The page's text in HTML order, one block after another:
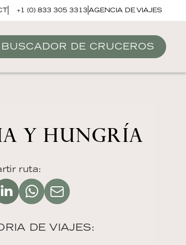
+1 (0) 833 305 3313 AGENCIA DE VIAJES
BUSCADOR DE CRUCEROS
Y HUNGRÍA
ruta:
DE VIAJES: